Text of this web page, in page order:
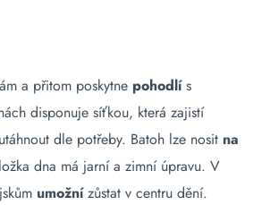
a přitom poskytne pohodlís
disponuje síťkou, která zajistí
dle potřeby. Batoh lze nosit na
dna má jarní a zimní úpravu. V
umožnízůstat v centru dění.